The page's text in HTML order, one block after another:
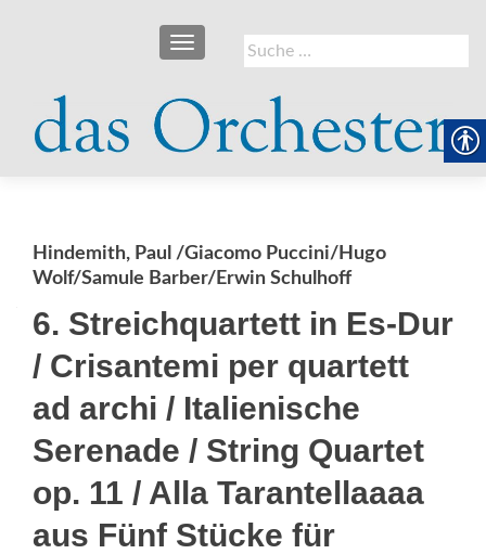
Suche
nach:
SCHALTE NAVIGATION
Hindemith, Paul /Giacomo Puccini/Hugo
Wolf/Samule Barber/Erwin Schulhoff
6. Streichquartett in Es-Dur
/ Crisantemi per quartett
ad archi / Italienische
Serenade / String Quartet
op. 11 / Alla Tarantellaaaa
aus Fünf Stücke für